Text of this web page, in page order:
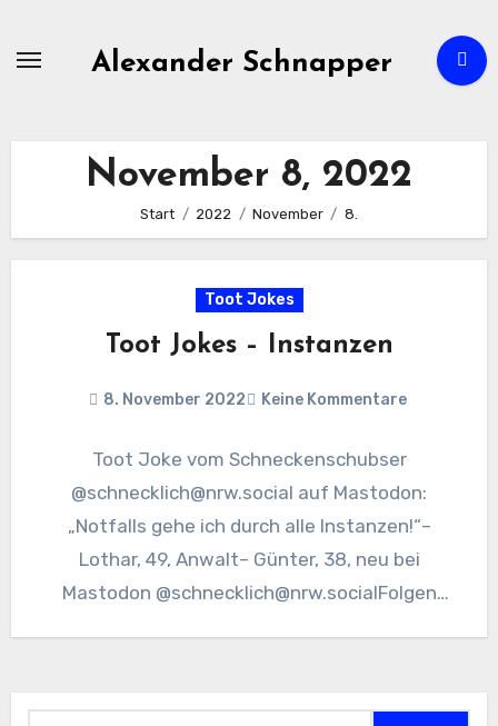
Alexander Schnapper
November 8, 2022
Start 2022 November 8.
Toot Jokes
Toot Jokes – Instanzen
8. November 2022 Keine Kommentare
Toot Joke vom Schneckenschubser
@schnecklich@nrw.social auf Mastodon:
„Notfalls gehe ich durch alle Instanzen!“–
Lothar, 49, Anwalt– Günter, 38, neu bei
Mastodon @schnecklich@nrw.socialFolgen